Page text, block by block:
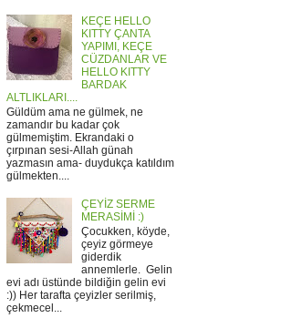
KEÇE HELLO
KITTY ÇANTA
YAPIMI, KEÇE
CÜZDANLAR VE
HELLO KITTY
BARDAK
ALTLIKLARI....
Güldüm ama ne gülmek, ne
zamandır bu kadar çok
gülmemiştim. Ekrandaki o
çırpınan sesi-Allah günah
yazmasın ama- duydukça katıldım
gülmekten....
ÇEYİZ SERME
MERASİMİ :)
Çocukken, köyde,
çeyiz görmeye
giderdik
annemlerle. Gelin
evi adı üstünde bildiğin gelin evi
:)) Her tarafta çeyizler serilmiş,
çekmecel...